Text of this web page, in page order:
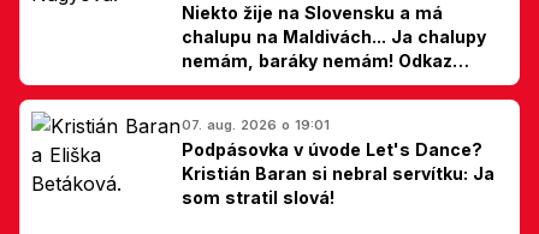
Niekto žije na Slovensku a má
chalupu na Maldivách... Ja chalupy
nemám, baráky nemám! Odkaz
Slovákom
07. aug. 2026 o 19:01
Podpásovka v úvode Let's Dance?
Kristián Baran si nebral servítku: Ja
som stratil slová!